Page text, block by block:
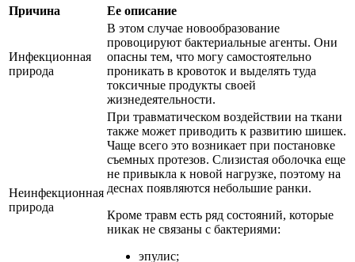
Причина Ее описание
Инфекционная
природа
В этом случае новообразование
провоцируют бактериальные агенты. Они
опасны тем, что могу самостоятельно
проникать в кровоток и выделять туда
токсичные продукты своей
жизнедеятельности.
Неинфекционная
природа
При травматическом воздействии на ткани
также может приводить к развитию шишек.
Чаще всего это возникает при постановке
съемных протезов. Слизистая оболочка еще
не привыкла к новой нагрузке, поэтому на
деснах появляются небольшие ранки.
Кроме травм есть ряд состояний, которые
никак не связаны с бактериями:
эпулис;